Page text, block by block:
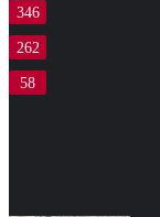
346
262
58